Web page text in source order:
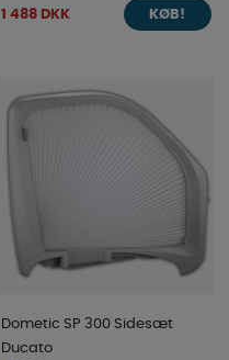
1 488 DKK KØB!
Dometic SP 300 Sidesæt
Ducato